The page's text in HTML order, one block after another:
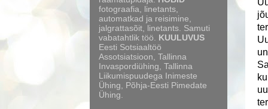
fotograafia, linetants,
automatkad ja reisimine,
jalgrattasõit, linetants. Samuti
vabatahtlik töö. KUULUVUS
Eesti Sotsiaaltöö
Assotsiatsioon, Tallinna
Invaspordiühing, Tallinna
Liikumispuudega Inimeste
Ühing, Põhja-Eesti Pimedate
Ühing.